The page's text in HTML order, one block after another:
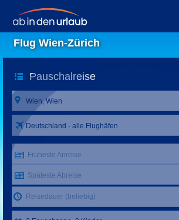
Flug Wien-Zürich
Deutschland - alle Flughäfen
Früheste Anreise
Späteste Abreise
Reisedauer (beliebig)